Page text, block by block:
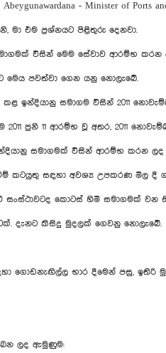
Abeygunawardana - Minister of Ports
මා එම ප්‍රශ්නයට පිළිතුරු දෙනවා.
විසින් මෙම සේවාව ආරම්භ කරන
පවත්වා ගෙන යනු නොලැබේ.
කළ ඉන්දියානු සමාගම විසින් 2011
2011 ජුනි 11 ආරම්භ වූ අතර, 2011
සමාගමක් විසින් ආරම්භ කරන
කටයුතු සඳහා අවශ්‍ය උපකරණ මිල දී
සංස්ථාවටද කොටස් හිමි සමාගමක්
දැනට කිසිදු මුදලක් ගෙවනු නොලැබේ.
ගොඩනැඟිල්ල භාර දීමෙන් පසු, ඉතිරි
ලද ඇමුණුම: